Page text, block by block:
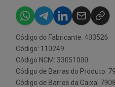
Código do Fabricante: 403526
Código: 110249
Código NCM: 33051000
Código de Barras do Produto:
Código de Barras da Caixa: